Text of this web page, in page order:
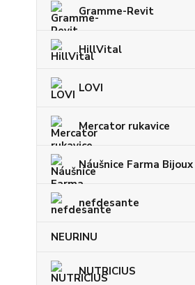
Gramme-Revit
HillVital
LOVI
Mercator rukavice
Náušnice Farma Bijoux
nefdesante
NEURINU
NUTRICIUS